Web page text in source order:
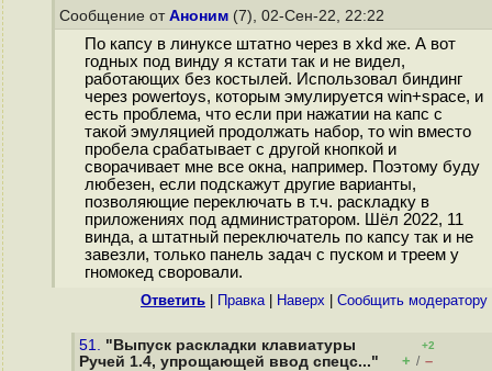
Сообщение от Аноним (7), 02-Сен-22, 22:22
По капсу в линуксе штатно через в xkd же. А вот
годных под винду я кстати так и не видел,
работающих без костылей. Использовал биндинг
через powertoys, которым эмулируется win+space, и
есть проблема, что если при нажатии на капс с
такой эмуляцией продолжать набор, то win вместо
пробела срабатывает с другой кнопкой и
сворачивает мне все окна, например. Поэтому буду
любезен, если подскажут другие варианты,
позволяющие переключать в т.ч. раскладку в
приложениях под администратором. Шёл 2022, 11
винда, а штатный переключатель по капсу так и не
завезли, только панель задач с пуском и треем у
гномокед своровали.
Ответить Правка| Наверх Cообщить модератору
51. "Выпуск раскладки клавиатуры
Ручей 1.4, упрощающей ввод спецс..."
+2
+ / –